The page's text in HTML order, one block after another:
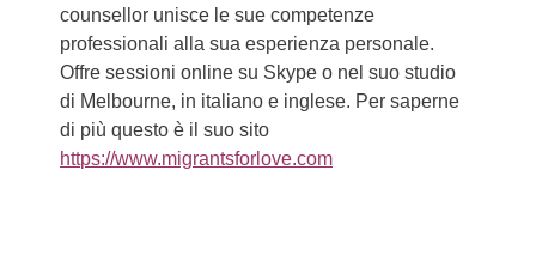
counsellor unisce le sue competenze
professionali alla sua esperienza personale.
Offre sessioni online su Skype o nel suo studio
di Melbourne, in italiano e inglese. Per saperne
di più questo è il suo sito
https://www.migrantsforlove.com